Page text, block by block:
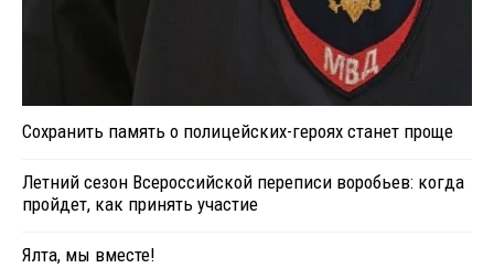
Сохранить память о полицейских-героях станет проще
Летний сезон Всероссийской переписи воробьев: когда
пройдет, как принять участие
Ялта, мы вместе!